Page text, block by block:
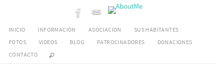
contenido
INICIO INFORMACIÓN ASOCIACION
SUS HABITANTES
FOTOS
VIDEOS BLOG PATROCINADORES
DONACIONES
CONTACTO